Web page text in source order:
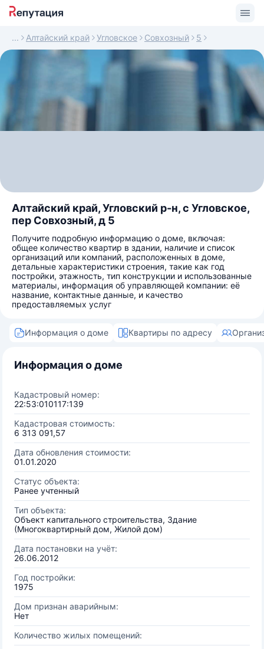
Алтайский край Угловское Совхозный 5
Алтайский край, Угловский р-н, с Угловское,
пер Совхозный, д 5
Получите подробную информацию о доме, включая:
общее количество квартир в здании, наличие и список
организаций или компаний, расположенных в доме,
детальные характеристики строения, такие как год
постройки, этажность, тип конструкции и использованные
материалы, информация об управляющей компании: её
название, контактные данные, и качество
предоставляемых услуг
Информация о доме Квартиры по адресу
Информация о доме
Кадастровый номер:
22:53:010117:139
Кадастровая стоимость:
6 313 091,57
Дата обновления стоимости:
01.01.2020
Статус объекта:
Ранее учтенный
Тип объекта:
Объект капитального строительства, Здание
(Многоквартирный дом, Жилой дом)
Дата постановки на учёт:
26.06.2012
Год постройки:
1975
Дом признан аварийным:
Нет
Количество жилых помещений: